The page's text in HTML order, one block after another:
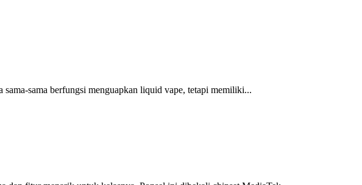
sama berfungsi menguapkan liquid vape, tetapi memiliki...